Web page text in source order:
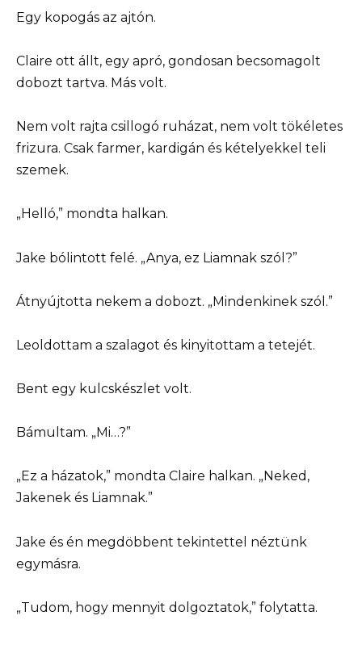
Egy kopogás az ajtón.
Claire ott állt, egy apró, gondosan becsomagolt
dobozt tartva. Más volt.
Nem volt rajta csillogó ruházat, nem volt tökéletes
frizura. Csak farmer, kardigán és kételyekkel teli
szemek.
„Helló,” mondta halkan.
Jake bólintott felé. „Anya, ez Liamnak szól?”
Átnyújtotta nekem a dobozt. „Mindenkinek szól.”
Leoldottam a szalagot és kinyitottam a tetejét.
Bent egy kulcskészlet volt.
Bámultam. „Mi…?”
„Ez a házatok,” mondta Claire halkan. „Neked,
Jakenek és Liamnak.”
Jake és én megdöbbent tekintettel néztünk
egymásra.
„Tudom, hogy mennyit dolgoztatok,” folytatta.